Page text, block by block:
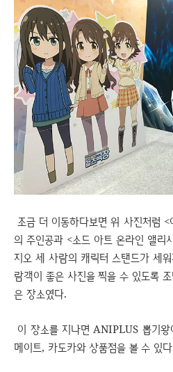
조금 더 이동하다보면 위 사진처럼
의 주인공과 <소드 아트 온라인 앨리
지오 세 사람의 캐릭터 스탠드가 세
람객이 좋은 사진을 찍을 수 있도록
은 장소였다.
이 장소를 지나면 ANIPLUS 뽑기
메이트, 카도카와 상품점을 볼 수 있